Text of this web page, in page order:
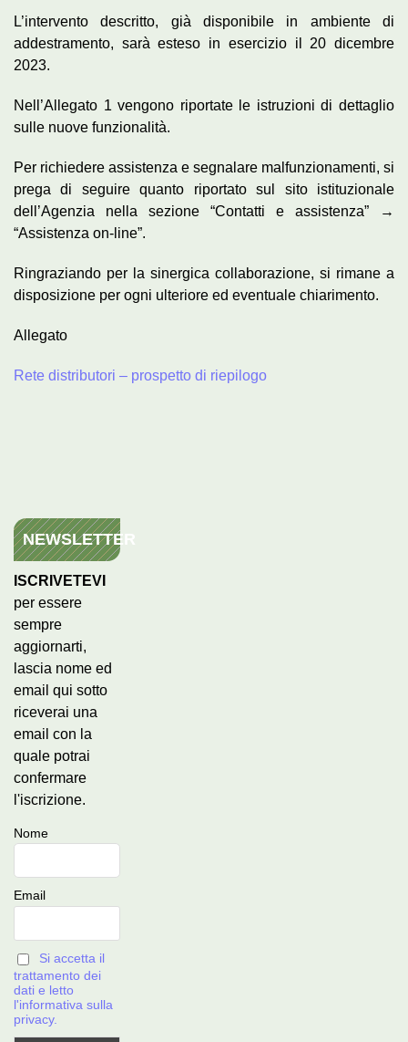
L’intervento descritto, già disponibile in ambiente di
addestramento, sarà esteso in esercizio il 20 dicembre
2023.
Nell’Allegato 1 vengono riportate le istruzioni di dettaglio
sulle nuove funzionalità.
Per richiedere assistenza e segnalare malfunzionamenti, si
prega di seguire quanto riportato sul sito istituzionale
dell’Agenzia nella sezione “Contatti e assistenza” →
“Assistenza on-line”.
Ringraziando per la sinergica collaborazione, si rimane a
disposizione per ogni ulteriore ed eventuale chiarimento.
Allegato
Rete distributori – prospetto di riepilogo
NEWSLETTER
ISCRIVETEVI
per essere
sempre
aggiornarti,
lascia nome ed
email qui sotto
riceverai una
email con la
quale potrai
confermare
l'iscrizione.
Nome
Email
Si accetta il
trattamento dei
dati e letto
l'informativa sulla
privacy.